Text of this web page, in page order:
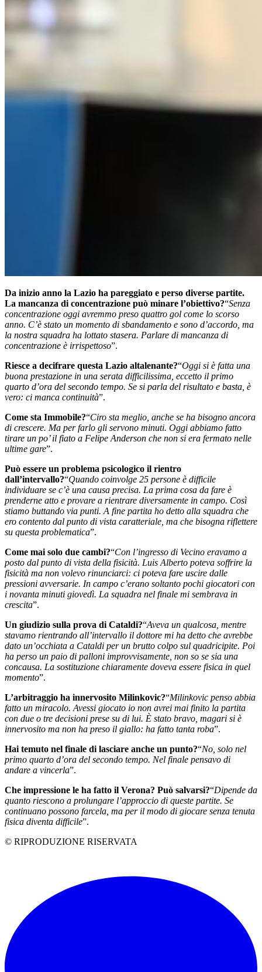
Da inizio anno la Lazio ha pareggiato e perso diverse partite.
La mancanza di concentrazione può minare l’obiettivo?“Senza
concentrazione oggi avremmo preso quattro gol come lo scorso
anno. C’è stato un momento di sbandamento e sono d’accordo, ma
la nostra squadra ha lottato stasera. Parlare di mancanza di
concentrazione è irrispettoso”.
Riesce a decifrare questa Lazio altalenante?“Oggi si è fatta una
buona prestazione in una serata difficilissima, eccetto il primo
quarto d’ora del secondo tempo. Se si parla del risultato e basta, è
vero: ci manca continuità”.
Come sta Immobile?“Ciro sta meglio, anche se ha bisogno ancora
di crescere. Ma per farlo gli servono minuti. Oggi abbiamo fatto
tirare un po’ il fiato a Felipe Anderson che non si era fermato nelle
ultime gare”.
Può essere un problema psicologico il rientro
dall’intervallo?“Quando coinvolge 25 persone è difficile
individuare se c’è una causa precisa. La prima cosa da fare è
prenderne atto e provare a rientrare diversamente in campo. Così
stiamo buttando via punti. A fine partita ho detto alla squadra che
ero contento dal punto di vista caratteriale, ma che bisogna riflettere
su questa problematica”.
Come mai solo due cambi?“Con l’ingresso di Vecino eravamo a
posto dal punto di vista della fisicità. Luis Alberto poteva soffrire la
fisicità ma non volevo rinunciarci: ci poteva fare uscire dalle
pressioni avversarie. In campo c’erano soltanto pochi giocatori con
i novanta minuti giovedì. La squadra nel finale mi sembrava in
crescita”.
Un giudizio sulla prova di Cataldi?“Aveva un qualcosa, mentre
stavamo rientrando all’intervallo il dottore mi ha detto che avrebbe
dato un’occhiata a Cataldi per un brutto colpo sul quadricipite. Poi
ha perso un paio di palloni improvvisamente, non so se sia una
concausa. La sostituzione chiaramente doveva essere fisica in quel
momento”.
L’arbitraggio ha innervosito Milinkovic?“Milinkovic penso abbia
fatto un miracolo. Avessi giocato io non avrei mai finito la partita
con due o tre decisioni prese su di lui. È stato bravo, magari si è
innervosito ma non ha preso il giallo: ha fatto tanta roba”.
Hai temuto nel finale di lasciare anche un punto?“No, solo nel
primo quarto d’ora del secondo tempo. Nel finale pensavo di
andare a vincerla”.
Che impressione le ha fatto il Verona? Può salvarsi?“Dipende da
quanto riescono a prolungare l’approccio di queste partite. Se
continuano possono farcela, ma per il modo di giocare senza tenuta
fisica diventa difficile”.
© RIPRODUZIONE RISERVATA